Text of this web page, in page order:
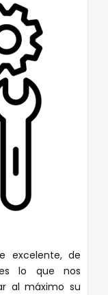
excelente, de
lo que nos
al máximo su